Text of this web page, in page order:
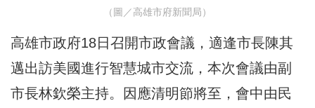
（圖／高雄市府新聞局）
高雄市政府18日召開市政會議，適逢市長陳其
邁出訪美國進行智慧城市交流，本次會議由副
市長林欽榮主持。因應清明節將至，會中由民